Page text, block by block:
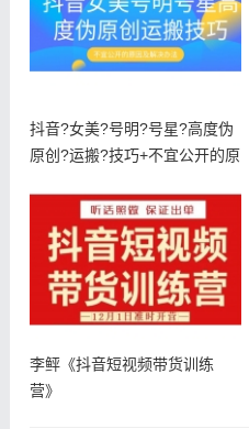
抖音?女美?号明?号星?高度伪
原创?运搬?技巧+不宜公开的原
李鲆《抖音短视频带货训练
营》